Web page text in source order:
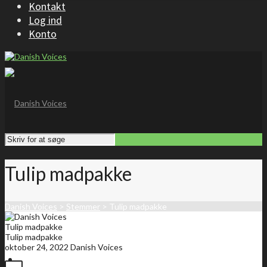
Kontakt
Log ind
Konto
Forside
Tulip madpakke
Danish Voices > Stemmer > Tulip madpakke
Tulip madpakke
Tulip madpakke
oktober 24, 2022 Danish Voices